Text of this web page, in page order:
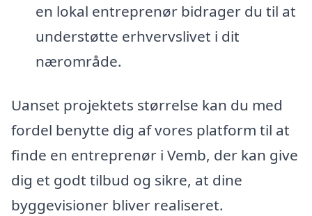
en lokal entreprenør bidrager du til at
understøtte erhvervslivet i dit
nærområde.
Uanset projektets størrelse kan du med
fordel benytte dig af vores platform til at
finde en entreprenør i Vemb, der kan give
dig et godt tilbud og sikre, at dine
byggevisioner bliver realiseret.